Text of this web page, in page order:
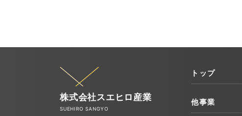
株式会社スエヒロ産業
SUEHIRO SANGYO
トップ
他事業